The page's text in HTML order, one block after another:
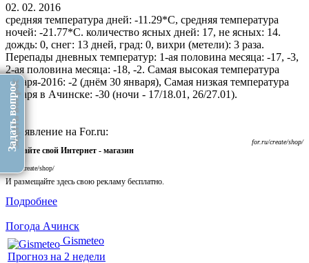
02. 02. 2016
средняя температура дней: -11.29*С, средняя температура
ночей: -21.77*С. количество ясных дней: 17, не ясных: 14.
дождь: 0, снег: 13 дней, град: 0, вихри (метели): 3 раза.
Перепады дневных температур: 1-ая половина месяца: -17, -3,
2-ая половина месяца: -18, -2. Самая высокая температура
января-2016: -2 (днём 30 января), Самая низкая температура
января в Ачинске: -30 (ночи - 17/18.01, 26/27.01).
Объявление на For.ru:
for.ru/create/shop/
Создайте свой Интернет - магазин
for.ru/create/shop/
И размещайте здесь свою рекламу бесплатно.
Подробнее
Погода Ачинск
Gismeteo
Прогноз на 2 недели
Задать вопрос